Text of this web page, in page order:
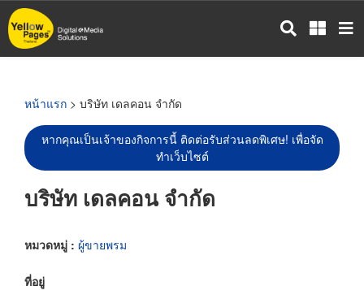
ข้าม
ไป
หน้าแรก > บริษัท เดลคอน จำกัด
หากคุณเป็นเจ้าของกิจการนี้ ติดต่อรับส่วนลดพิเศษ! เพื่อจัด
ทำเว็บไซต์
บริษัท เดลคอน จำกัด
หมวดหมู่ : ผู้ขายพรม
ที่อยู่